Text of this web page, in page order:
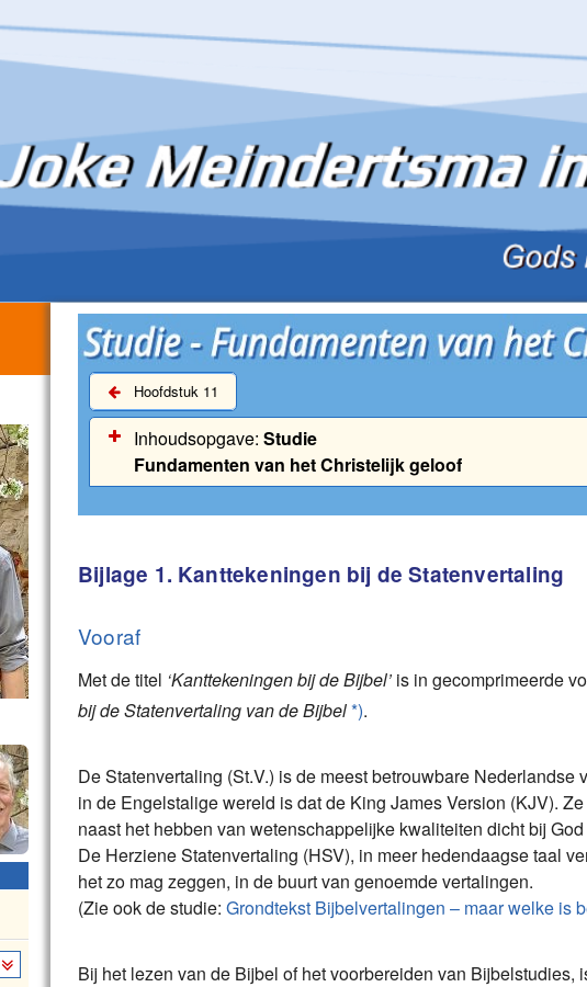
Hoofdstuk 11
Inhoudsopgave: Studie
Fundamenten van het Christelijk geloof
Titel en inhoud Fundamentenstudie
Woord vooraf
Literatuur
Toelichtende notities bij Fundamentenstudie
Bijlage 1. Kanttekeningen bij de Statenvertaling
Vooraf
Met de titel ‘Kanttekeningen bij de Bijbel’ is in gecomprimeerde
bij de Statenvertaling van de Bijbel*).
De Statenvertaling (St.V.) is de meest betrouwbare Nederlandse
in de Engelstalige wereld is dat de King James Version (KJV).
naast het hebben van wetenschappelijke kwaliteiten dicht bij
De Herziene Statenvertaling (HSV), in meer hedendaagse taal
het zo mag zeggen, in de buurt van genoemde vertalingen.
(Zie ook de studie: Grondtekst Bijbelvertalingen – maar welke is
Bij het lezen van de Bijbel of het voorbereiden van Bijbelstudies,